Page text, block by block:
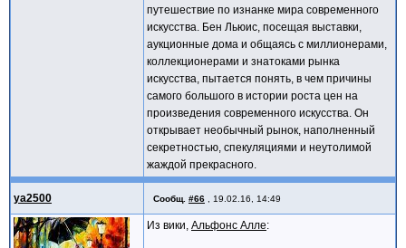
путешествие по изнанке мира современного
искусства. Бен Льюис, посещая выставки,
аукционные дома и общаясь с миллионерами,
коллекционерами и знатоками рынка
искусства, пытается понять, в чем причины
самого большого в истории роста цен на
произведения современного искусства. Он
открывает необычный рынок, наполненный
секретностью, спекуляциями и неутолимой
жаждой прекрасного.
ya2500 Сообщ. #66 19.02.16, 14:49
Из вики, Альфонс Алле: